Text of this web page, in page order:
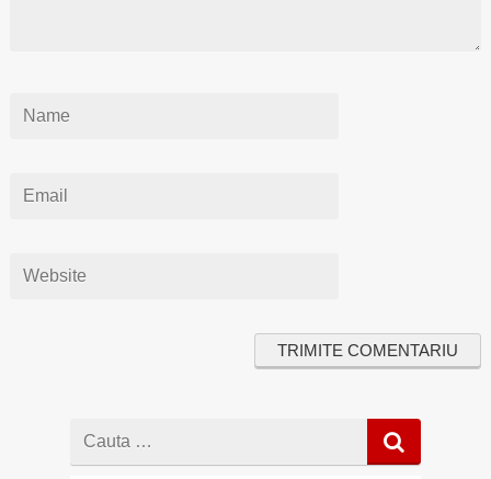
Cauta